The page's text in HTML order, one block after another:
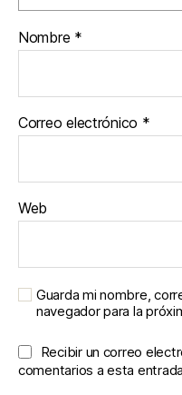
Nombre *
Correo electrónico *
Web
Guarda mi nombre,
navegador para la
Recibir un correo
comentarios a esta